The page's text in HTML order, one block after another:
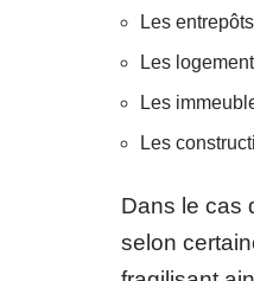
Les
Les
Les
Les
Dans le cas
selon